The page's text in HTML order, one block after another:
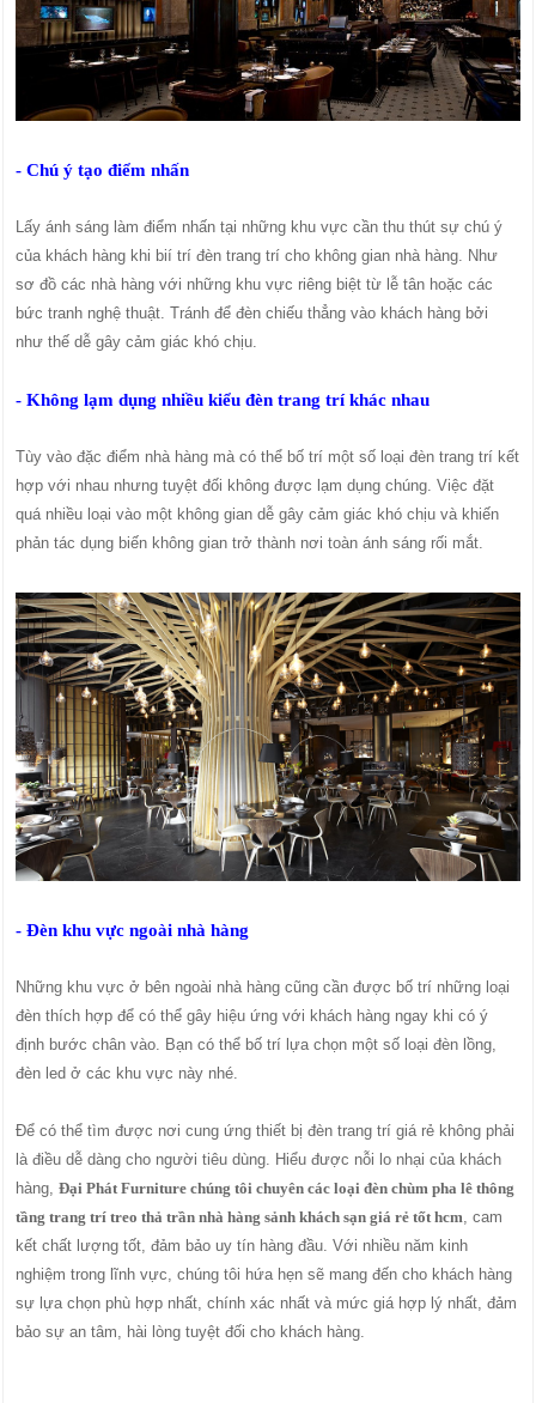
- Chú ý tạo điểm nhấn
Lấy ánh sáng làm điểm nhấn tại những khu vực cần thu thút sự chú ý
của khách hàng khi bií trí đèn trang trí cho không gian nhà hàng. Như
sơ đồ các nhà hàng với những khu vực riêng biệt từ lễ tân hoặc các
bức tranh nghệ thuật. Tránh để đèn chiếu thẳng vào khách hàng bởi
như thế dễ gây cảm giác khó chịu.
- Không lạm dụng nhiều kiểu đèn trang trí khác nhau
Tùy vào đặc điểm nhà hàng mà có thể bố trí một số loại đèn trang trí kết
hợp với nhau nhưng tuyệt đối không được lạm dụng chúng. Việc đặt
quá nhiều loại vào một không gian dễ gây cảm giác khó chịu và khiến
phản tác dụng biến không gian trở thành nơi toàn ánh sáng rối mắt.
- Đèn khu vực ngoài nhà hàng
Những khu vực ở bên ngoài nhà hàng cũng cần được bố trí những loại
đèn thích hợp để có thể gây hiệu ứng với khách hàng ngay khi có ý
định bước chân vào. Bạn có thể bố trí lựa chọn một số loại đèn lồng,
đèn led ở các khu vực này nhé.
Để có thể tìm được nơi cung ứng thiết bị đèn trang trí giá rẻ không phải
là điều dễ dàng cho người tiêu dùng. Hiểu được nỗi lo nhại của khách
hàng,Đại Phát Furniture chúng tôi chuyên các loại đèn chùm pha lê thông
tầng trang trí treo thả trần nhà hàng sảnh khách sạn giá rẻ tốt hcm , cam
kết chất lượng tốt, đảm bảo uy tín hàng đầu. Với nhiều năm kinh
nghiệm trong lĩnh vực, chúng tôi hứa hẹn sẽ mang đến cho khách hàng
sự lựa chọn phù hợp nhất, chính xác nhất và mức giá hợp lý nhất, đảm
bảo sự an tâm, hài lòng tuyệt đối cho khách hàng.